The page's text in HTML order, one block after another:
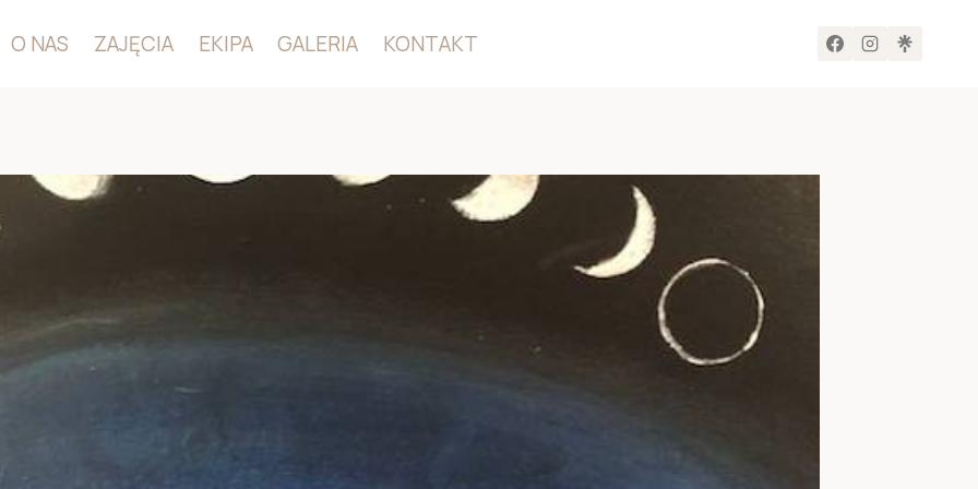
O NAS ZAJĘCIA EKIPA GALERIA KONTAKT